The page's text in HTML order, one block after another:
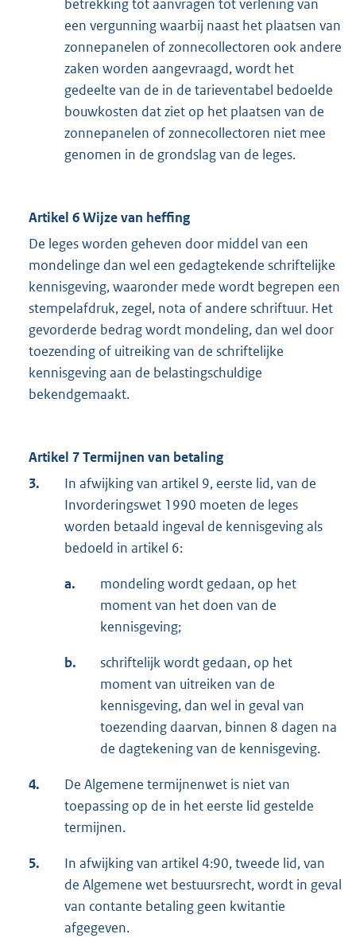
betrekking tot aanvragen tot verlening van
een vergunning waarbij naast het plaatsen van
zonnepanelen of zonnecollectoren ook andere
zaken worden aangevraagd, wordt het
gedeelte van de in de tarieventabel bedoelde
bouwkosten dat ziet op het plaatsen van de
zonnepanelen of zonnecollectoren niet mee
genomen in de grondslag van de leges.
Artikel 6 Wijze van heffing
De leges worden geheven door middel van een
mondelinge dan wel een gedagtekende schriftelijke
kennisgeving, waaronder mede wordt begrepen een
stempelafdruk, zegel, nota of andere schriftuur. Het
gevorderde bedrag wordt mondeling, dan wel door
toezending of uitreiking van de schriftelijke
kennisgeving aan de belastingschuldige
bekendgemaakt.
Artikel 7 Termijnen van betaling
3.
In afwijking van artikel 9, eerste lid, van de
Invorderingswet 1990 moeten de leges
worden betaald ingeval de kennisgeving als
bedoeld in artikel 6:
a.
mondeling wordt gedaan, op het
moment van het doen van de
kennisgeving;
b.
schriftelijk wordt gedaan, op het
moment van uitreiken van de
kennisgeving, dan wel in geval van
toezending daarvan, binnen 8 dagen na
de dagtekening van de kennisgeving.
4.
De Algemene termijnenwet is niet van
toepassing op de in het eerste lid gestelde
termijnen.
5.
In afwijking van artikel 4:90, tweede lid, van
de Algemene wet bestuursrecht, wordt in geval
van contante betaling geen kwitantie
afgegeven.